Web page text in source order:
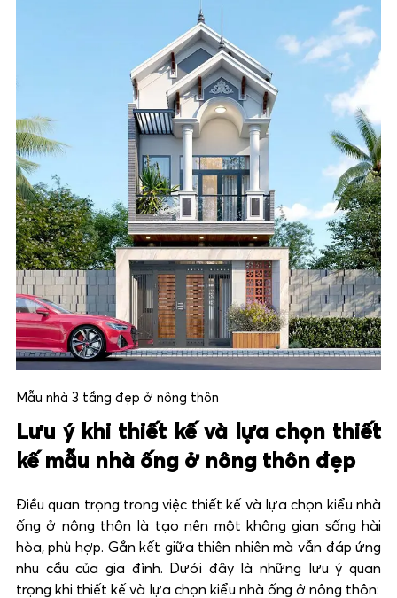
Mẫu nhà 3 tầng đẹp ở nông thôn
Lưu ý khi thiết kế và lựa chọn thiết
kế mẫu nhà ống ở nông thôn đẹp
Điều quan trọng trong việc thiết kế và lựa chọn kiểu nhà
ống ở nông thôn là tạo nên một không gian sống hài
hòa, phù hợp. Gắn kết giữa thiên nhiên mà vẫn đáp ứng
nhu cầu của gia đình. Dưới đây là những lưu ý quan
trọng khi thiết kế và lựa chọn kiểu nhà ống ở nông thôn: